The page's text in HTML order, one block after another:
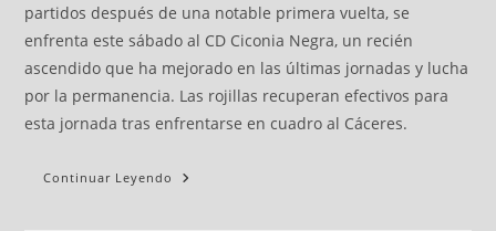
partidos después de una notable primera vuelta, se
enfrenta este sábado al CD Ciconia Negra, un recién
ascendido que ha mejorado en las últimas jornadas y lucha
por la permanencia. Las rojillas recuperan efectivos para
esta jornada tras enfrentarse en cuadro al Cáceres.
Continuar Leyendo